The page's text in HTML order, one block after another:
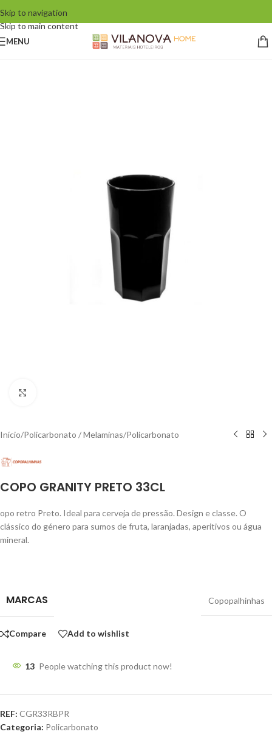
Skip to navigation
Skip to main content
MENU
Início/Policarbonato / Melaminas/Policarbonato
COPO GRANITY PRETO 33CL
opo retro Preto. Ideal para cerveja de pressão. Design e classe. O
clássico do género para sumos de fruta, laranjadas, aperitivos ou água
mineral.
MARCAS Copopalhinhas
Compare Add to wishlist
13 People watching this product now!
REF: CGR33RBPR
Categoria: Policarbonato